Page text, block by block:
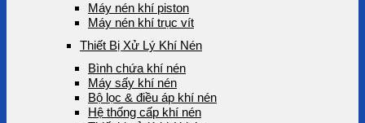
Máy nén khí piston
Máy nén khí trục vít
Thiết Bị Xử Lý Khí Nén
Bình chứa khí nén
Máy sấy khí nén
Bộ lọc & điều áp khí nén
Hệ thống cấp khí nén